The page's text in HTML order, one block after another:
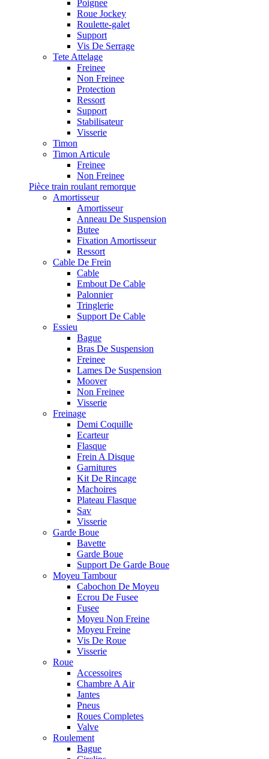
Poignee
Roue Jockey
Roulette-galet
Support
Vis De Serrage
Tete Attelage
Freinee
Non Freinee
Protection
Ressort
Support
Stabilisateur
Visserie
Timon
Timon Articule
Freinee
Non Freinee
Pièce train roulant remorque
Amortisseur
Amortisseur
Anneau De Suspension
Butee
Fixation Amortisseur
Ressort
Cable De Frein
Cable
Embout De Cable
Palonnier
Tringlerie
Support De Cable
Essieu
Bague
Bras De Suspension
Freinee
Lames De Suspension
Moover
Non Freinee
Visserie
Freinage
Demi Coquille
Ecarteur
Flasque
Frein A Disque
Garnitures
Kit De Rincage
Machoires
Plateau Flasque
Sav
Visserie
Garde Boue
Bavette
Garde Boue
Support De Garde Boue
Moyeu Tambour
Cabochon De Moyeu
Ecrou De Fusee
Fusee
Moyeu Non Freine
Moyeu Freine
Vis De Roue
Visserie
Roue
Accessoires
Chambre A Air
Jantes
Pneus
Roues Completes
Valve
Roulement
Bague